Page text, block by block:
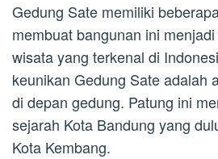
Gedung Sate memiliki
membuat bangunan ini
wisata yang terkenal di
keunikan Gedung Sate adalah
di depan gedung. Patung ini
sejarah Kota Bandung yang
Kota Kembang.